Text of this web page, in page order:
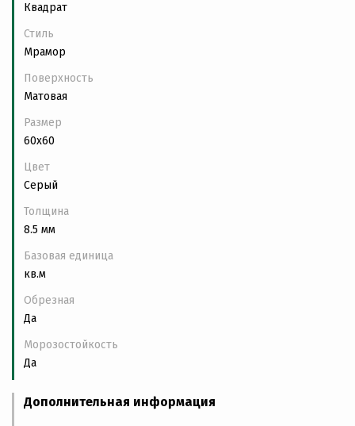
Квадрат
Стиль
Мрамор
Поверхность
Матовая
Размер
60x60
Цвет
Серый
Толщина
8.5 мм
Базовая единица
кв.м
Обрезная
Да
Морозостойкость
Да
Дополнительная информация